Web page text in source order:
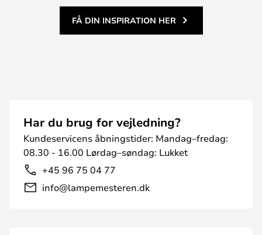
FÅ DIN INSPIRATION HER
Har du brug for vejledning?
Kundeservicens åbningstider: Mandag–fredag:
08.30 - 16.00 Lørdag–søndag: Lukket
+45 96 75 04 77
info@lampemesteren.dk